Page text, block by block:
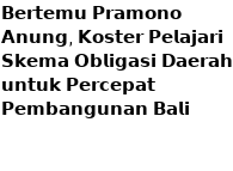
𝗕𝗲𝗿𝘁𝗲𝗺𝘂 𝗣𝗿𝗮𝗺𝗼𝗻𝗼
𝗔𝗻𝘂𝗻𝗴, 𝗞𝗼𝘀𝘁𝗲𝗿 𝗣𝗲𝗹𝗮𝗷𝗮𝗿𝗶
𝗦𝗸𝗲𝗺𝗮 𝗢𝗯𝗹𝗶𝗴𝗮𝘀𝗶 𝗗𝗮𝗲𝗿𝗮𝗵
𝘂𝗻𝘁𝘂𝗸 𝗣𝗲𝗿𝗰𝗲𝗽𝗮𝘁
𝗣𝗲𝗺𝗯𝗮𝗻𝗴𝘂𝗻𝗮𝗻 𝗕𝗮𝗹𝗶